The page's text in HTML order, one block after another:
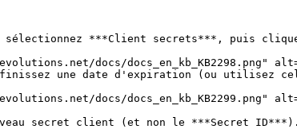
***Client secrets***, puis
une date d'expiration (ou utilisez
secret client (et non le ***Secret ID***).